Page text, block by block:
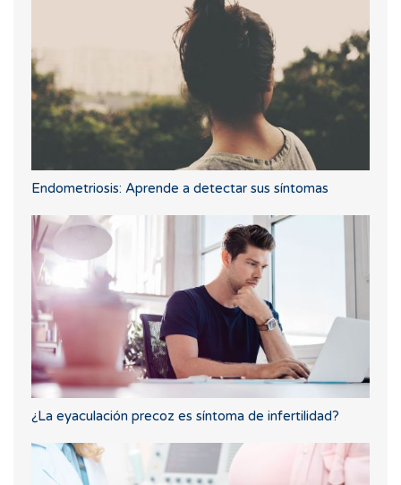
Endometriosis: Aprende a detectar sus síntomas
¿La eyaculación precoz es síntoma de infertilidad?